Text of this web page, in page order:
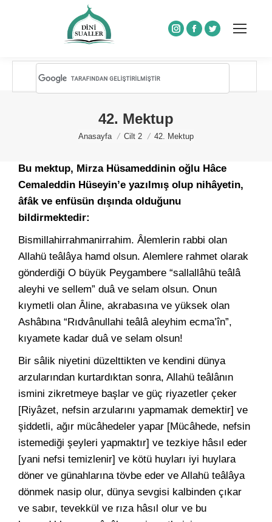
Instagram
Facebook
Twitter
42. Mektup
You are here:
Anasayfa Cilt 2 42. Mektup
Bu mektup, Mirza Hüsameddinin oğlu Hâce
Cemaleddin Hüseyin’e yazılmış olup nihâyetin,
âfâk ve enfüsün dışında olduğunu
bildirmektedir:
Bismillahirrahmanirrahim. Âlemlerin rabbi olan
Allahü teâlâya hamd olsun. Alemlere rahmet olarak
gönderdiği O büyük Peygambere “sallallâhü teâlâ
aleyhi ve sellem” duâ ve selam olsun. Onun
kıymetli olan Âline, akrabasına ve yüksek olan
Ashâbına “Rıdvânullahi teâlâ aleyhim ecma’în”,
kıyamete kadar duâ ve selam olsun!
Bir sâlik niyetini düzelttikten ve kendini dünya
arzularından kurtardıktan sonra, Allahü teâlânın
ismini zikretmeye başlar ve güç riyazetler çeker
[Riyâzet, nefsin arzularını yapmamak demektir] ve
şiddetli, ağır mücâhedeler yapar [Mücâhede, nefsin
istemediği şeyleri yapmaktır] ve tezkiye hâsıl eder
[yani nefsi temizlenir] ve kötü huyları iyi huylara
döner ve günahlarına tövbe eder ve Allahü teâlâya
dönmek nasip olur, dünya sevgisi kalbinden çıkar
ve sabır, tevekkül ve rıza hâsıl olur ve bu